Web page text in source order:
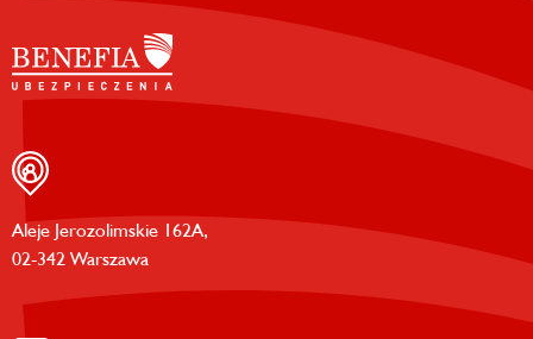
Aleje Jerozolimskie 162A,
02-342 Warszawa